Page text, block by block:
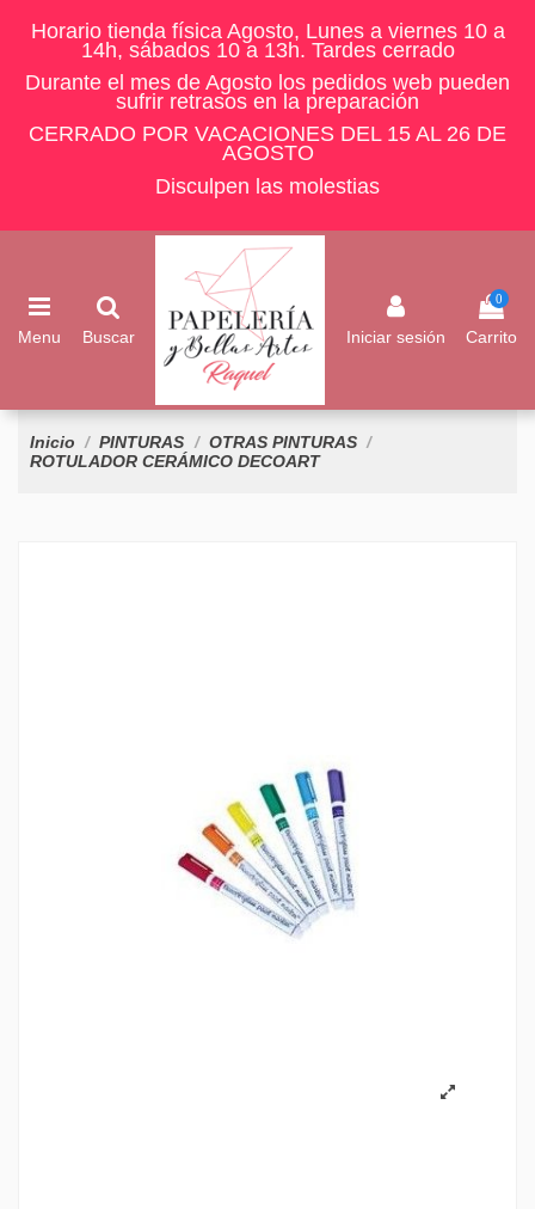
Horario tienda física Agosto, Lunes a viernes 10 a
14h, sábados 10 a 13h. Tardes cerrado
Durante el mes de Agosto los pedidos web pueden
sufrir retrasos en la preparación
CERRADO POR VACACIONES DEL 15 AL 26 DE
AGOSTO
Disculpen las molestias
Menu Buscar Iniciar sesión
0
Carrito
Inicio PINTURAS
OTRAS PINTURAS
ROTULADOR CERÁMICO DECOART